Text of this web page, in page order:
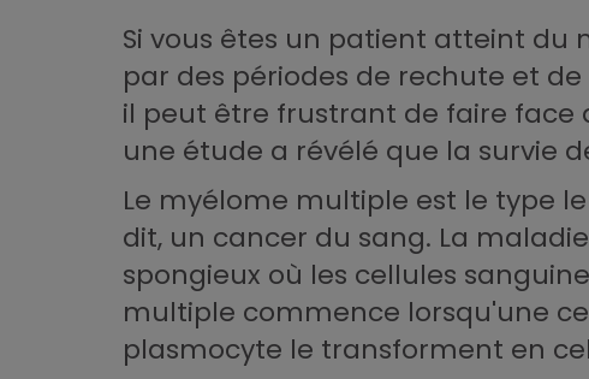
Si vous êtes un patient atteint du
par des périodes de rechute et
il peut être frustrant de faire face
une étude a révélé que la survie
Le myélome multiple est le type
dit, un cancer du sang. La
spongieux où les cellules
multiple commence lorsqu'une
plasmocyte le transforment en